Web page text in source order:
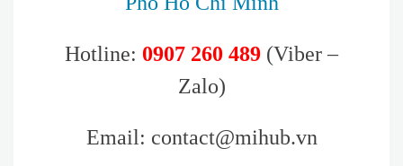
Hotline: 0907 260 489 (Viber –
Zalo)
Email: contact@mihub.vn